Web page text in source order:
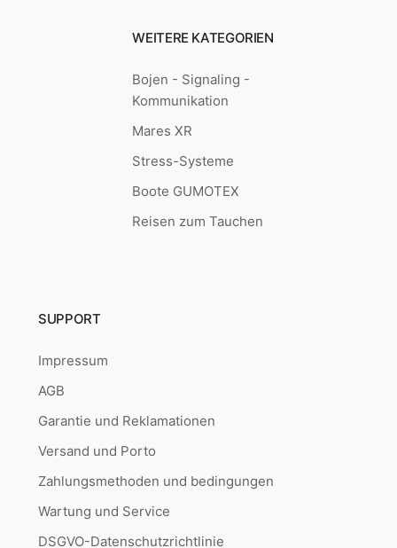
WEITERE KATEGORIEN
Bojen - Signaling -
Kommunikation
Mares XR
Stress-Systeme
Boote GUMOTEX
Reisen zum Tauchen
SUPPORT
Impressum
AGB
Garantie und Reklamationen
Versand und Porto
Zahlungsmethoden und bedingungen
Wartung und Service
DSGVO-Datenschutzrichtlinie